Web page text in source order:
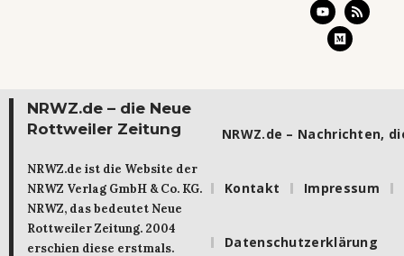
NRWZ.de – die Neue
Rottweiler Zeitung
NRWZ.de ist die Website der
NRWZ Verlag GmbH & Co. KG.
NRWZ, das bedeutet Neue
Rottweiler Zeitung. 2004
erschien diese erstmals.
NRWZ.de – Nachrichten,
Kontakt Impressum
Datenschutzerklärung